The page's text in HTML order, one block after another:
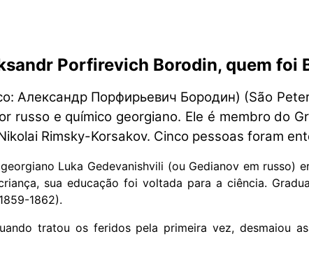
Porfirevich Borodin, quem foi
Александр Порфирьевич Бородин) (São
russo e químico georgiano. Ele é membro do
Rimsky-Korsakov. Cinco pessoas foram
Luka Gedevanishvili (ou Gedianov em russo)
sua educação foi voltada para a ciência.
1862).
tratou os feridos pela primeira vez, desmaiou